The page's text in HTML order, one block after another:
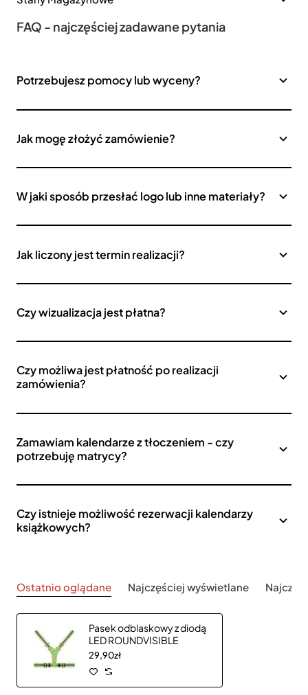
FAQ - najczęściej zadawane pytania
Potrzebujesz pomocy lub wyceny?
Jak mogę złożyć zamówienie?
W jaki sposób przesłać logo lub inne materiały?
Jak liczony jest termin realizacji?
Czy wizualizacja jest płatna?
Czy możliwa jest płatność po realizacji
zamówienia?
Zamawiam kalendarze z tłoczeniem - czy
potrzebuję matrycy?
Czy istnieje możliwość rezerwacji kalendarzy
książkowych?
Ostatnio oglądane Najczęściej wyświetlane
Pasek odblaskowy z diodą
LED ROUNDVISIBLE
29,90zł